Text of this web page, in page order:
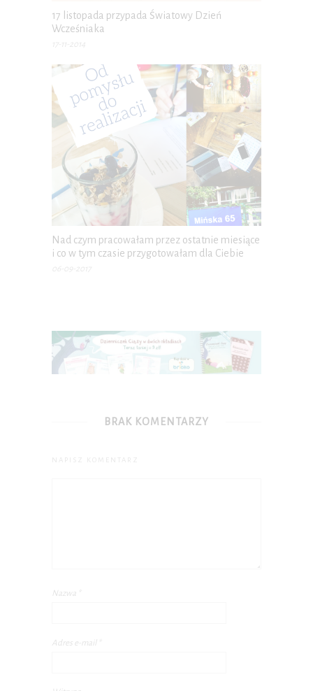
17 listopada przypada Światowy Dzień
Wcześniaka
17-11-2014
Nad czym pracowałam przez ostatnie miesiące
i co w tym czasie przygotowałam dla Ciebie
06-09-2017
BRAK KOMENTARZY
Nazwa
Adres e-mail